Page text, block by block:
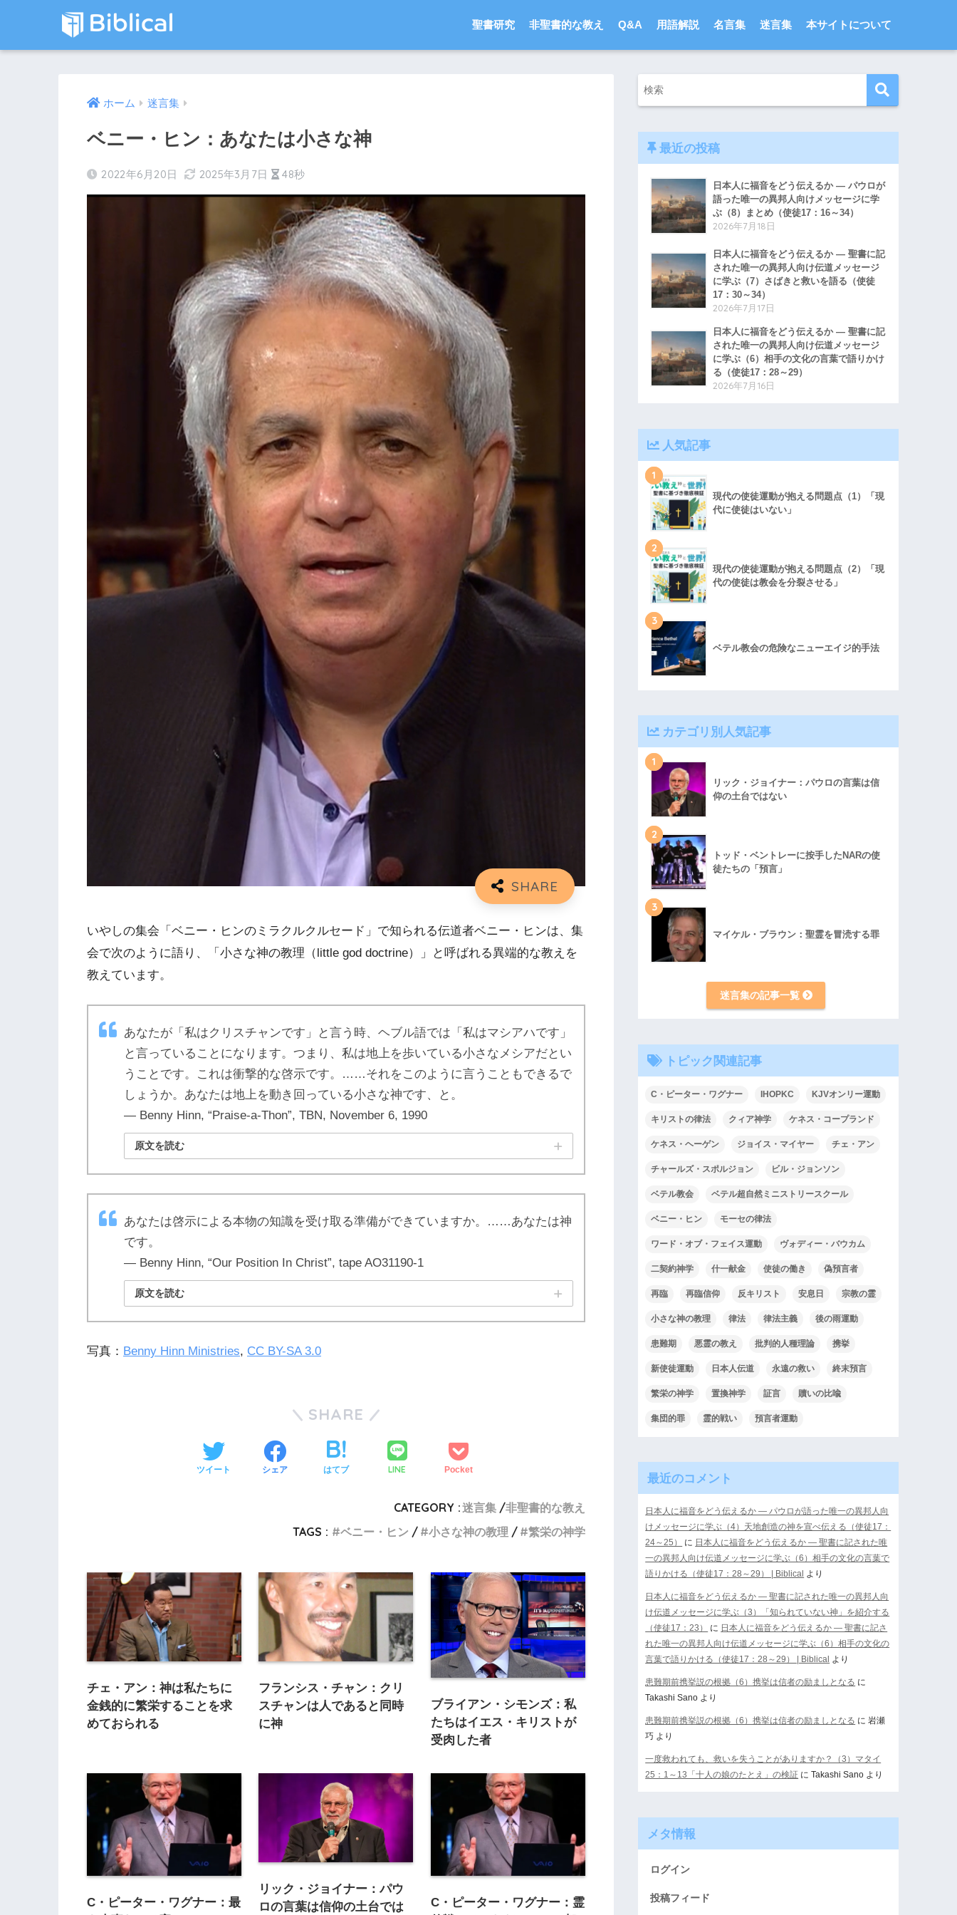
聖書研究 非聖書的な教え Q&A 用語解説 名言集 迷言集 本サイトについて
ホーム 迷言集
ベニー・ヒン：あなたは小さな神
2022年6月20日 2025年3月7日 48秒
いやしの集会「ベニー・ヒンのミラクルクルセード」で知られる伝道者ベニー・ヒンは、集
会で次のように語り、「小さな神の教理（little god doctrine）」と呼ばれる異端的な教えを
教えています。
あなたが「私はクリスチャンです」と言う時、ヘブル語では「私はマシアハです」
と言っていることになります。つまり、私は地上を歩いている小さなメシアだとい
うことです。これは衝撃的な啓示です。……それをこのように言うこともできるで
しょうか。あなたは地上を動き回っている小さな神です、と。
― Benny Hinn, “Praise-a-Thon”, TBN, November 6, 1990
原文を読む
あなたは啓示による本物の知識を受け取る準備ができていますか。……あなたは神
です。
― Benny Hinn, “Our Position In Christ”, tape AO31190-1
原文を読む
写真： Benny Hinn Ministries, CC BY-SA 3.0
SHARE
ツイート シェア はてブ LINE Pocket
CATEGORY :迷言集
非聖書的な教え
TAGS :
ベニー・ヒン 小さな神の教理 繁栄の神学
チェ・アン：神は私たちに
金銭的に繁栄することを求
めておられる
フランシス・チャン：クリ
スチャンは人であると同時
に神
ブライアン・シモンズ：私
たちはイエス・キリストが
受肉した者
C・ピーター・ワグナー：最
リック・ジョイナー：パウ
ロの言葉は信仰の土台では
C・ピーター・ワグナー：霊
最近の投稿
日本人に福音をどう伝えるか ― パウロが
語った唯一の異邦人向けメッセージに学
ぶ（8）まとめ（使徒17：16～34）
2026年7月18日
日本人に福音をどう伝えるか ― 聖書に記
された唯一の異邦人向け伝道メッセージ
に学ぶ（7）さばきと救いを語る（使徒
17：30～34）
2026年7月17日
日本人に福音をどう伝えるか ― 聖書に記
された唯一の異邦人向け伝道メッセージ
に学ぶ（6）相手の文化の言葉で語りかけ
る（使徒17：28～29）
2026年7月16日
人気記事
1
現代の使徒運動が抱える問題点（1）「現
代に使徒はいない」
2
現代の使徒運動が抱える問題点（2）「現
代の使徒は教会を分裂させる」
3
ベテル教会の危険なニューエイジ的手法
カテゴリ別人気記事
1
リック・ジョイナー：パウロの言葉は信
仰の土台ではない
2
トッド・ベントレーに按手したNARの使
徒たちの「預言」
3
マイケル・ブラウン：聖霊を冒涜する罪
迷言集の記事一覧
トピック関連記事
C・ピーター・ワグナー IHOPKC KJVオンリー運動
キリストの律法 クィア神学 ケネス・コープランド
ケネス・ヘーゲン ジョイス・マイヤー チェ・アン
チャールズ・スポルジョン ビル・ジョンソン
ベテル教会 ベテル超自然ミニストリースクール
ベニー・ヒン モーセの律法
ワード・オブ・フェイス運動 ヴォディー・バウカム
二契約神学 什一献金 使徒の働き 偽預言者
再臨 再臨信仰 反キリスト 安息日 宗教の霊
小さな神の教理 律法 律法主義 後の雨運動
患難期 悪霊の教え 批判的人種理論 携挙
新使徒運動 日本人伝道 永遠の救い 終末預言
繁栄の神学 置換神学 証言 贖いの比喩
集団的罪 霊的戦い 預言者運動
最近のコメント
日本人に福音をどう伝えるか ― パウロが語った唯一の異邦人向
けメッセージに学ぶ（4）天地創造の神を宣べ伝える（使徒17：
24～25）
に 日本人に福音をどう伝えるか ― 聖書に記された唯
一の異邦人向け伝道メッセージに学ぶ（6）相手の文化の言葉で
語りかける（使徒17：28～29） | Biblical より
日本人に福音をどう伝えるか ― 聖書に記された唯一の異邦人向
け伝道メッセージに学ぶ（3）「知られていない神」を紹介する
（使徒17：23）
に 日本人に福音をどう伝えるか ― 聖書に記さ
れた唯一の異邦人向け伝道メッセージに学ぶ（6）相手の文化の
言葉で語りかける（使徒17：28～29） | Biblical より
患難期前携挙説の根拠（6）携挙は信者の励ましとなる に
Takashi Sano より
患難期前携挙説の根拠（6）携挙は信者の励ましとなる に岩瀬
巧 より
一度救われても、救いを失うことがありますか？（3）マタイ
25：1～13「十人の娘のたとえ」の検証 にTakashi Sano より
メタ情報
ログイン
投稿フィード